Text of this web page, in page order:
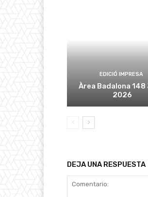
EDICIÓ IMPRESA
Àrea Badalona 148
2026
DEJA UNA RESPUESTA